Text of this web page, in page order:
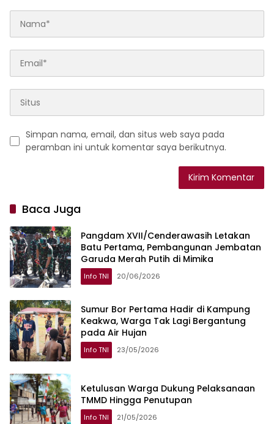
Simpan nama, email, dan situs web saya pada
peramban ini untuk komentar saya berikutnya.
Baca Juga
Pangdam XVII/Cenderawasih Letakan
Batu Pertama, Pembangunan Jembatan
Garuda Merah Putih di Mimika
Info TNI 20/06/2026
Sumur Bor Pertama Hadir di Kampung
Keakwa, Warga Tak Lagi Bergantung
pada Air Hujan
Info TNI 23/05/2026
Ketulusan Warga Dukung Pelaksanaan
TMMD Hingga Penutupan
Info TNI 21/05/2026